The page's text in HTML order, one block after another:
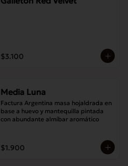
$3.100
Media Luna
Factura Argentina masa hojaldrada en
base a huevo y mantequilla pintada
con abundante almíbar aromático
$1.900